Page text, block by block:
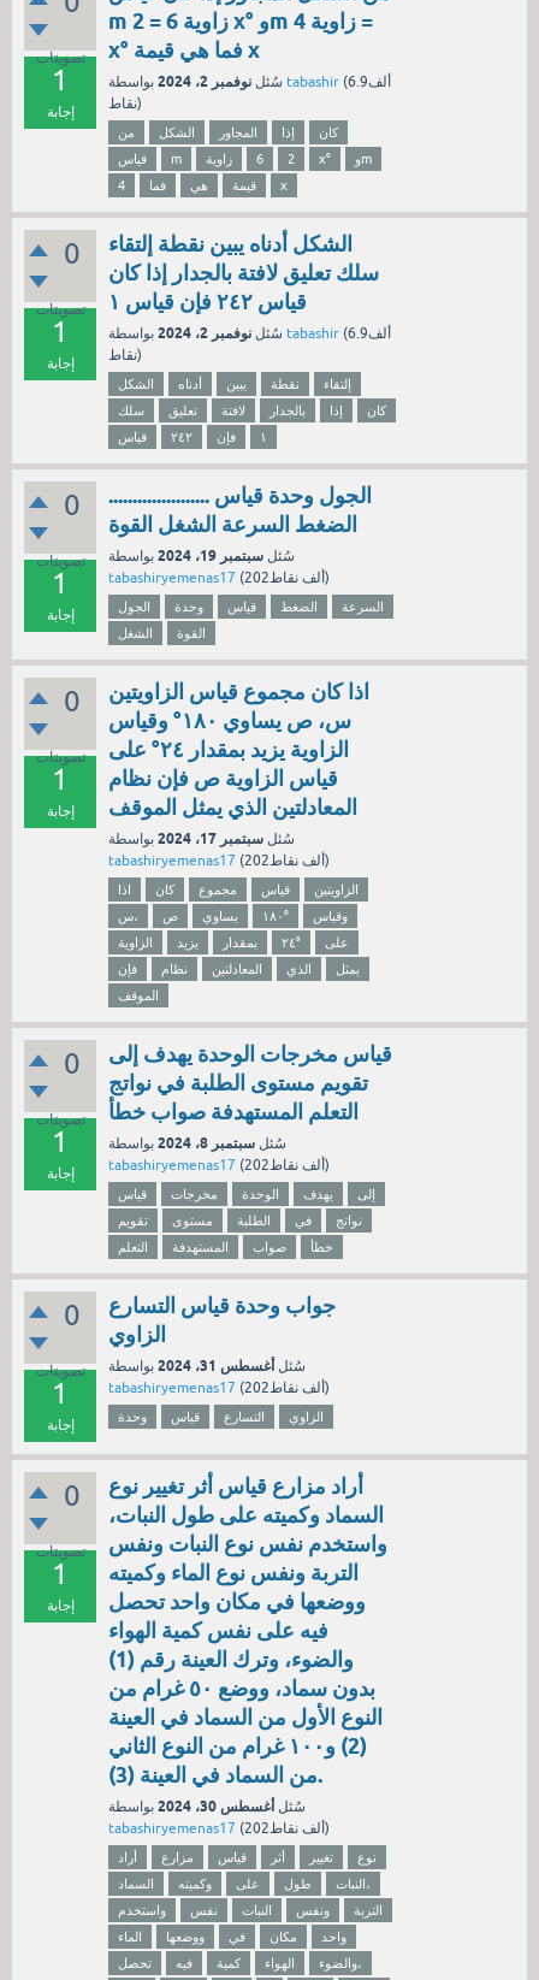
تصويتات
1
إجابة
m زاوية 6 = 2 x° وm زاوية 4 =
x° فما هي قيمة x
سُئل نوفمبر 2، 2024 tabashir (
6.9ألف
نقاط)
من الشكل المجاور إذا
كان
قياس
m زاوية 6 2 x°
وm
4
فما هي قيمة x
0
تصويتات
1
إجابة
الشكل أدناه يبين نقطة إلتقاء
سلك تعليق لافتة بالجدار إذا كان
قياس ٢٤٢ فإن قياس ١
سُئل نوفمبر 2، 2024 tabashir (
6.9ألف
نقاط)
الشكل أدناه يبين نقطة
إلتقاء
سلك
تعليق لافتة بالجدار إذا
كان
قياس
٢٤٢ فإن ١
0
تصويتات
1
إجابة
الجول وحدة قياس .....................
الضغط السرعة الشغل القوة
سُئل سبتمبر 19، 2024
بواسطة
tabashiryemenas17 ( 202ألف نقاط)
الجول وحدة قياس الضغط
السرعة
الشغل
القوة
0
تصويتات
1
إجابة
اذا كان مجموع قياس الزاويتين
س، ص يساوي ١٨٠° وقياس
الزاوية يزيد بمقدار ٢٤° على
قياس الزاوية ص فإن نظام
المعادلتين الذي يمثل الموقف
سُئل سبتمبر 17، 2024
بواسطة
tabashiryemenas17 ( 202ألف نقاط)
اذا كان مجموع قياس
الزاويتين
س،
ص يساوي ١٨٠°
وقياس
الزاوية
يزيد بمقدار ٢٤°
على
فإن
نظام المعادلتين الذي
يمثل
الموقف
0
تصويتات
1
إجابة
قياس مخرجات الوحدة يهدف إلى
تقويم مستوى الطلبة في نواتج
التعلم المستهدفة صواب خطأ
سُئل سبتمبر 8، 2024
بواسطة
tabashiryemenas17 ( 202ألف نقاط)
قياس مخرجات الوحدة يهدف
إلى
تقويم
مستوى الطلبة في
نواتج
التعلم
المستهدفة صواب خطأ
0
تصويتات
1
إجابة
جواب وحدة قياس التسارع
الزاوي
سُئل أغسطس 31، 2024
بواسطة
tabashiryemenas17 ( 202ألف نقاط)
وحدة قياس التسارع الزاوي
0
تصويتات
1
إجابة
أراد مزارع قياس أثر تغيير نوع
السماد وكميته على طول النبات،
واستخدم نفس نوع النبات ونفس
التربة ونفس نوع الماء وكميته
ووضعها في مكان واحد تحصل
فيه على نفس كمية الهواء
والضوء، وترك العينة رقم (1)
بدون سماد، ووضع ٥٠ غرام من
النوع الأول من السماد في العينة
(2) و١٠٠ غرام من النوع الثاني
من السماد في العينة (3).
سُئل أغسطس 30، 2024
بواسطة
tabashiryemenas17 ( 202ألف نقاط)
أراد مزارع قياس أثر تغيير
نوع
السماد
وكميته على طول
النبات،
واستخدم
نفس النبات ونفس
التربة
الماء
ووضعها في مكان
واحد
تحصل
فيه كمية الهواء والضوء،